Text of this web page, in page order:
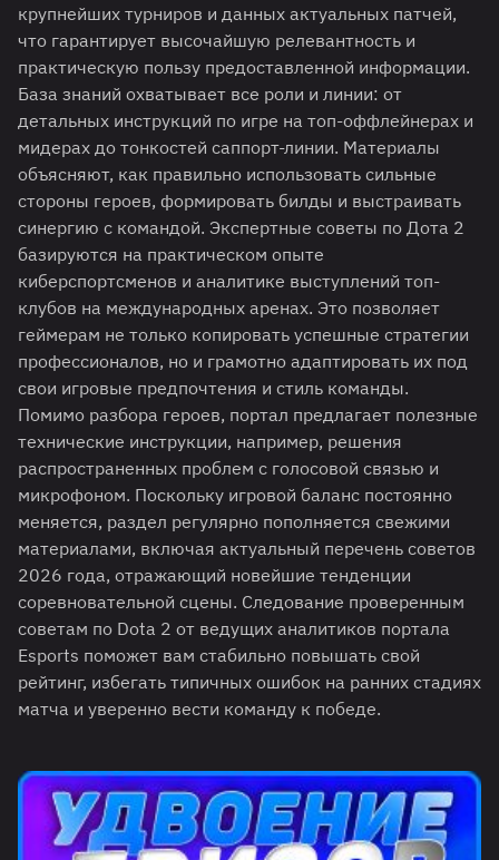
крупнейших турниров и данных актуальных патчей,
что гарантирует высочайшую релевантность и
практическую пользу предоставленной информации.
База знаний охватывает все роли и линии: от
детальных инструкций по игре на топ-оффлейнерах и
мидерах до тонкостей саппорт-линии. Материалы
объясняют, как правильно использовать сильные
стороны героев, формировать билды и выстраивать
синергию с командой. Экспертные советы по Дота 2
базируются на практическом опыте
киберспортсменов и аналитике выступлений топ-
клубов на международных аренах. Это позволяет
геймерам не только копировать успешные стратегии
профессионалов, но и грамотно адаптировать их под
свои игровые предпочтения и стиль команды.
Помимо разбора героев, портал предлагает полезные
технические инструкции, например, решения
распространенных проблем с голосовой связью и
микрофоном. Поскольку игровой баланс постоянно
меняется, раздел регулярно пополняется свежими
материалами, включая актуальный перечень советов
2026 года, отражающий новейшие тенденции
соревновательной сцены. Следование проверенным
советам по Dota 2 от ведущих аналитиков портала
Esports поможет вам стабильно повышать свой
рейтинг, избегать типичных ошибок на ранних стадиях
матча и уверенно вести команду к победе.